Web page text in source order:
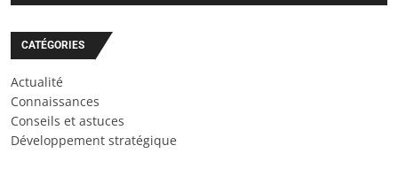
CATÉGORIES
Actualité
Connaissances
Conseils et astuces
Développement stratégique